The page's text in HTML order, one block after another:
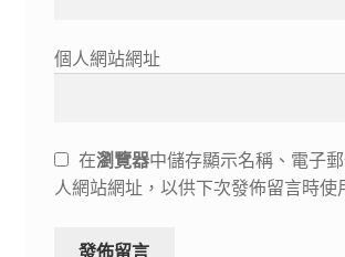
個人網站網址
在瀏覽器中儲存顯示名稱、電子
人網站網址，以供下次發佈留言時使